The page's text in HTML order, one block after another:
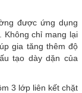
được ứng dụng
Không chỉ mang lại
gia tăng thêm độ
tạo dày dặn của
3 lớp liên kết chặt